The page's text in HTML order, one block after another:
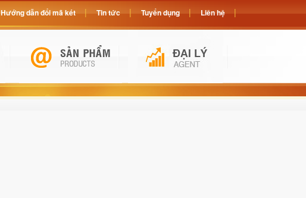
Hướng dẫn đổi mã két Tin tức Tuyển dụng Liên hệ